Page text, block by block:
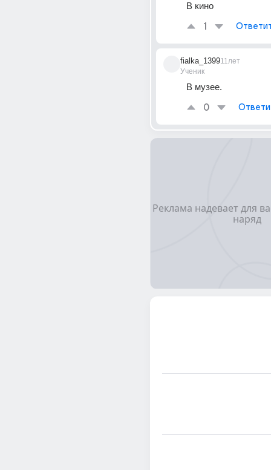
В кино
1
fialka_1399
Ученик
11лет
В музее.
0